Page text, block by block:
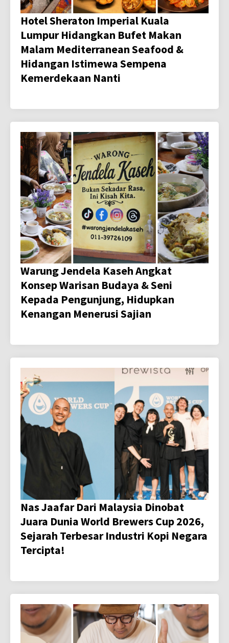
Hotel Sheraton Imperial Kuala
Lumpur Hidangkan Bufet Makan
Malam Mediterranean Seafood &
Hidangan Istimewa Sempena
Kemerdekaan Nanti
Warung Jendela Kaseh Angkat
Konsep Warisan Budaya & Seni
Kepada Pengunjung, Hidupkan
Kenangan Menerusi Sajian
Nas Jaafar Dari Malaysia Dinobat
Juara Dunia World Brewers Cup 2026,
Sejarah Terbesar Industri Kopi Negara
Tercipta!